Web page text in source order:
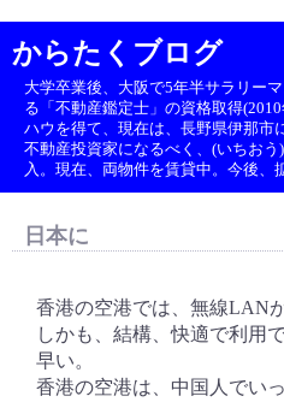
からたくブログ
大学卒業後、大阪で5年半サラリー
る「不動産鑑定士」の資格取得
ハウを得て、現在は、長野県伊那市
不動産投資家になるべく、(いちお
入。現在、両物件を賃貸中。今後、
日本に
香港の空港では、無線LAN
しかも、結構、快適で利用で
早い。
香港の空港は、中国人でい